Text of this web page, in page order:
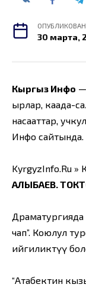
30 марта,
Кыргыз Инфо —
ырлар, каада-
насааттар,
Инфо сайтында.
KyrgyzInfo.Ru
АЛЫБАЕВ.
Драматургияда
чап”. Коюлул
ийгиликтүү
“Атабектин